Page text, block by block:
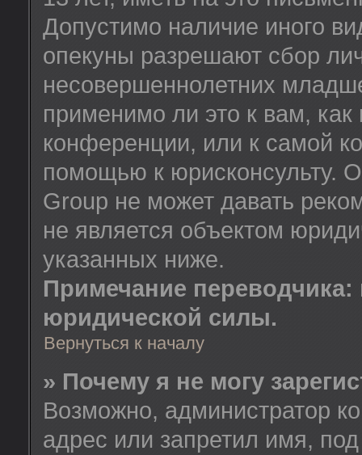
Допустимо наличие иного
опекуны разрешают сбор
несовершеннолетних
применимо ли это к вам,
конференции, или к самой
помощью к юрисконсульту.
Group не может давать
не является объектом
указанных ниже.
Примечание
юридической силы.
Вернуться к началу
» Почему я не могу
Возможно, администратор
адрес или запретил имя,